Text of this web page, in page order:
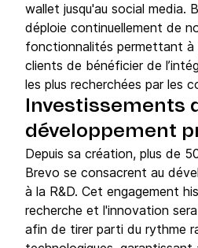
wallet jusqu'au social media.
déploie continuellement de
fonctionnalités permettant à
clients de bénéficier de
les plus recherchées par les
Investissements
développement
Depuis sa création, plus de
Brevo se consacrent au
à la R&D. Cet engagement
recherche et l'innovation
afin de tirer parti du rythme